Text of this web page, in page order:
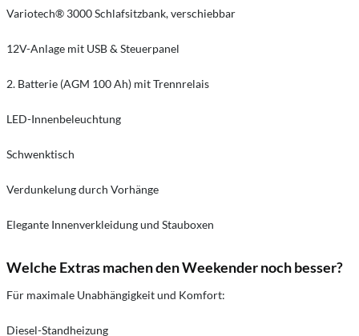
Variotech® 3000 Schlafsitzbank, verschiebbar
12V-Anlage mit USB & Steuerpanel
2. Batterie (AGM 100 Ah) mit Trennrelais
LED-Innenbeleuchtung
Schwenktisch
Verdunkelung durch Vorhänge
Elegante Innenverkleidung und Stauboxen
Welche Extras machen den Weekender noch besser?
Für maximale Unabhängigkeit und Komfort:
Diesel-Standheizung